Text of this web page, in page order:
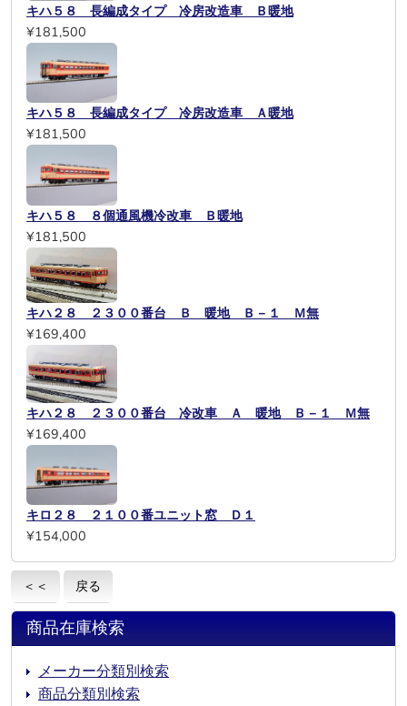
キハ５８ 長編成タイプ 冷房改造車 Ｂ暖地
¥181,500
キハ５８ 長編成タイプ 冷房改造車 Ａ暖地
¥181,500
キハ５８ ８個通風機冷改車 Ｂ暖地
¥181,500
キハ２８ ２３００番台 Ｂ 暖地 Ｂ－１ Ｍ無
¥169,400
キハ２８ ２３００番台 冷改車 Ａ 暖地 Ｂ－１ Ｍ無
¥169,400
キロ２８ ２１００番ユニット窓 Ｄ１
¥154,000
＜＜ 戻る
商品在庫検索
メーカー分類別検索
商品分類別検索